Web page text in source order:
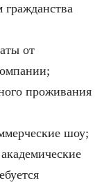
от
проживания
шоу;